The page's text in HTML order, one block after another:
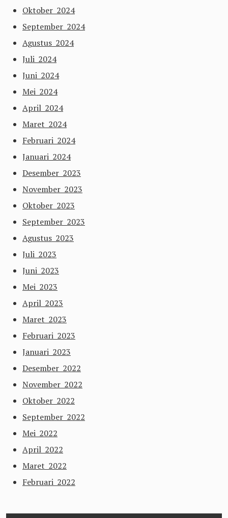
Oktober 2024
September 2024
Agustus 2024
Juli 2024
Juni 2024
Mei 2024
April 2024
Maret 2024
Februari 2024
Januari 2024
Desember 2023
November 2023
Oktober 2023
September 2023
Agustus 2023
Juli 2023
Juni 2023
Mei 2023
April 2023
Maret 2023
Februari 2023
Januari 2023
Desember 2022
November 2022
Oktober 2022
September 2022
Mei 2022
April 2022
Maret 2022
Februari 2022